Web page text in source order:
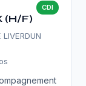
(H/F)
CDI